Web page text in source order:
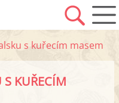
s kuřecím masem
S KUŘECÍM